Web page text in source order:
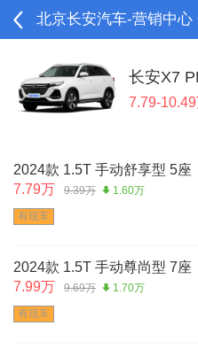
北京长安汽车-营销中心
长安X7
7.79-
2024款 1.5T 手动舒享型 5座
7.79万
9.39万 1.60万
有现车
2024款 1.5T 手动尊尚型 7座
7.99万
9.69万 1.70万
有现车